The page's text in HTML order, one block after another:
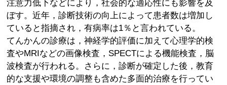
注意力低下などにより，社会的な適応性にも影響を及
ぼす。近年，診断技術の向上によって患者数は増加し
ていると指摘され，有病率は1％と言われている。
てんかんの診療は，神経学的評価に加えて心理学的検
査やMRIなどの画像検査，SPECTによる機能検査，脳
波検査が行われる。さらに，診断が確定した後，教育
的な支援や環境の調整も含めた多面的治療を行ってい